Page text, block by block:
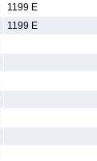
1199 E
1199 E